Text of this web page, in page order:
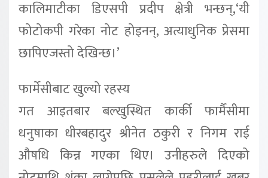
कालिमाटीका डिएसपी प्रदीप क्षेत्री भन्छन्,‘यी
फोटोकपी गरेका नोट होइनन्, अत्याधुनिक प्रेसमा
छापिएजस्तो देखिन्छ।’
फार्मेसीबाट खुल्यो रहस्य
गत आइतबार बल्खुस्थित कार्की फार्मैसीमा
धनुषाका धीरबहादुर श्रीनेत ठकुरी र निगम राई
औषधि किन्न गएका थिए। उनीहरुले दिएको